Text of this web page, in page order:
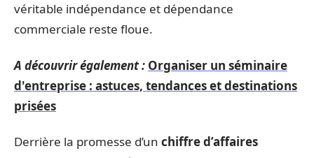
véritable indépendance et dépendance
commerciale reste floue.
A découvrir également : Organiser un séminaire
d'entreprise : astuces, tendances et destinations
prisées
Derrière la promesse d’un chiffre d’affaires